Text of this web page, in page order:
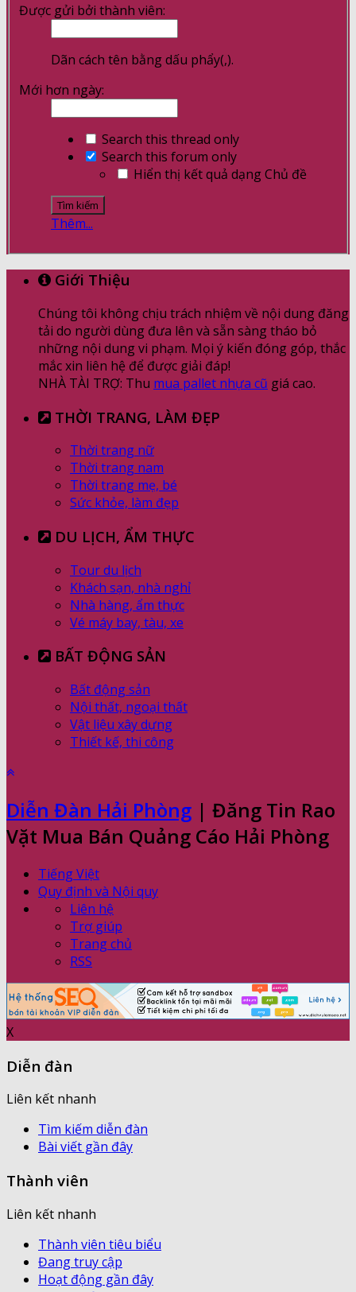
Được gửi bởi thành viên:
Dãn cách tên bằng dấu phẩy(,).
Mới hơn ngày:
Search this thread only
Search this forum only
Hiển thị kết quả dạng Chủ đề
Thêm...
Giới Thiệu
Chúng tôi không chịu trách nhiệm về nội dung đăng
tải do người dùng đưa lên và sẵn sàng tháo bỏ
những nội dung vi phạm. Mọi ý kiến đóng góp, thắc
mắc xin liên hệ để được giải đáp!
NHÀ TÀI TRỢ: Thu mua pallet nhựa cũ giá cao.
THỜI TRANG, LÀM ĐẸP
Thời trang nữ
Thời trang nam
Thời trang mẹ, bé
Sức khỏe, làm đẹp
DU LỊCH, ẨM THỰC
Tour du lịch
Khách sạn, nhà nghỉ
Nhà hàng, ẩm thực
Vé máy bay, tàu, xe
BẤT ĐỘNG SẢN
Bất động sản
Nội thất, ngoại thất
Vật liệu xây dựng
Thiết kế, thi công
Diễn Đàn Hải Phòng | Đăng Tin Rao
Vặt Mua Bán Quảng Cáo Hải Phòng
Tiếng Việt
Quy định và Nội quy
Liên hệ
Trợ giúp
Trang chủ
RSS
X
Diễn đàn
Liên kết nhanh
Tìm kiếm diễn đàn
Bài viết gần đây
Thành viên
Liên kết nhanh
Thành viên tiêu biểu
Đang truy cập
Hoạt động gần đây